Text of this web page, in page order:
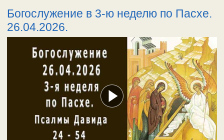
Богослужение в 3-ю неделю по Пасхе.
26.04.2026.